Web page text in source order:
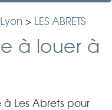
> LES ABRETS
à louer à
Les Abrets pour